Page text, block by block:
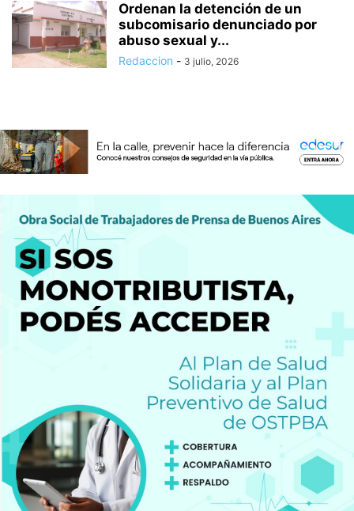
Ordenan la detención de un
subcomisario denunciado por
abuso sexual y...
Redaccion - 3 julio, 2026